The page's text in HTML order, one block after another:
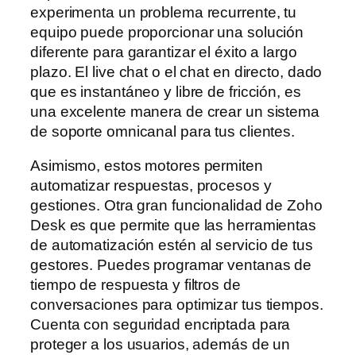
experimenta un problema recurrente, tu
equipo puede proporcionar una solución
diferente para garantizar el éxito a largo
plazo. El live chat o el chat en directo, dado
que es instantáneo y libre de fricción, es
una excelente manera de crear un sistema
de soporte omnicanal para tus clientes.
Asimismo, estos motores permiten
automatizar respuestas, procesos y
gestiones. Otra gran funcionalidad de Zoho
Desk es que permite que las herramientas
de automatización estén al servicio de tus
gestores. Puedes programar ventanas de
tiempo de respuesta y filtros de
conversaciones para optimizar tus tiempos.
Cuenta con seguridad encriptada para
proteger a los usuarios, además de un